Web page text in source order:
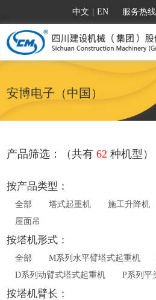
中文 EN 服务热
安博电子（中国）
产品筛选：（共有62 种机型）
按产品类型：
全部 塔式起重机 施工升降机
屋面吊
按塔机形式：
全部 M系列水平臂塔式起重机
D系列动臂式塔式起重机
P系列平
按塔机臂长：